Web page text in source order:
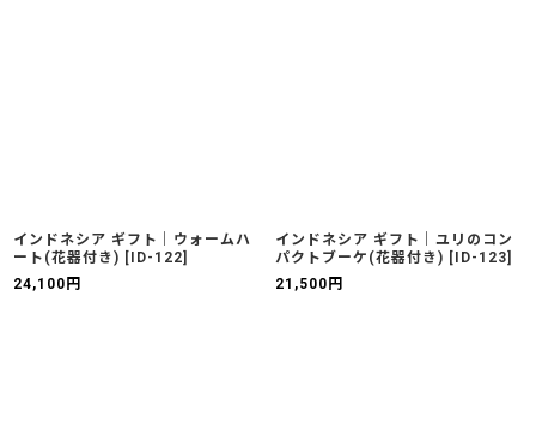
インドネシア ギフト｜ウォームハ
ート(花器付き) [ ID-122]
24,100 円
インドネシア ギフト｜ユリのコン
パクトブーケ(花器付き) [ ID-123]
21,500 円